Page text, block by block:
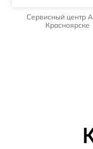
Сервисный центр
Красноярске